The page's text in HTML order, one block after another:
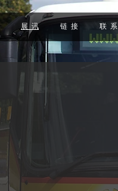
展 讯 链 接
联 系